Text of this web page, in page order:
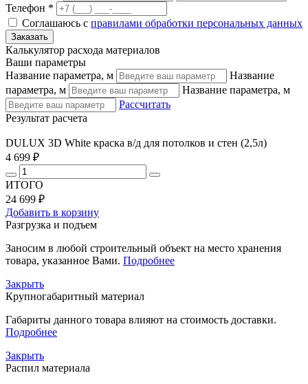
Телефон *
Соглашаюсь с правилами обработки персональных данных
Калькулятор расхода материалов
Ваши параметры
Название параметра, м
Название
параметра, м
Название параметра, м
Рассчитать
Результат расчета
DULUX 3D White краска в/д для потолков и стен (2,5л)
4 699 ₽
ИТОГО
24 699 ₽
Добавить в корзину
Разгрузка и подъем
Заносим в любой строительный объект на место хранения
товара, указанное Вами. Подробнее
Закрыть
Крупногабаритный материал
Габариты данного товара влияют на стоимость доставки.
Подробнее
Закрыть
Распил материала